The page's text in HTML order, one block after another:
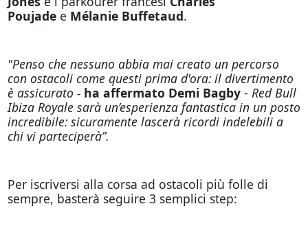
Poujadee Mélanie Buffetaud.
"Penso che nessuno abbia mai creato un percorso
con ostacoli come questi prima d'ora: il divertimento
è assicurato - ha affermato Demi Bagby - Red Bull
Ibiza Royale sarà un’esperienza fantastica in un posto
incredibile: sicuramente lascerà ricordi indelebili a
chi vi parteciperà”.
Per iscriversi alla corsa ad ostacoli più folle di
sempre, basterà seguire 3 semplici step: